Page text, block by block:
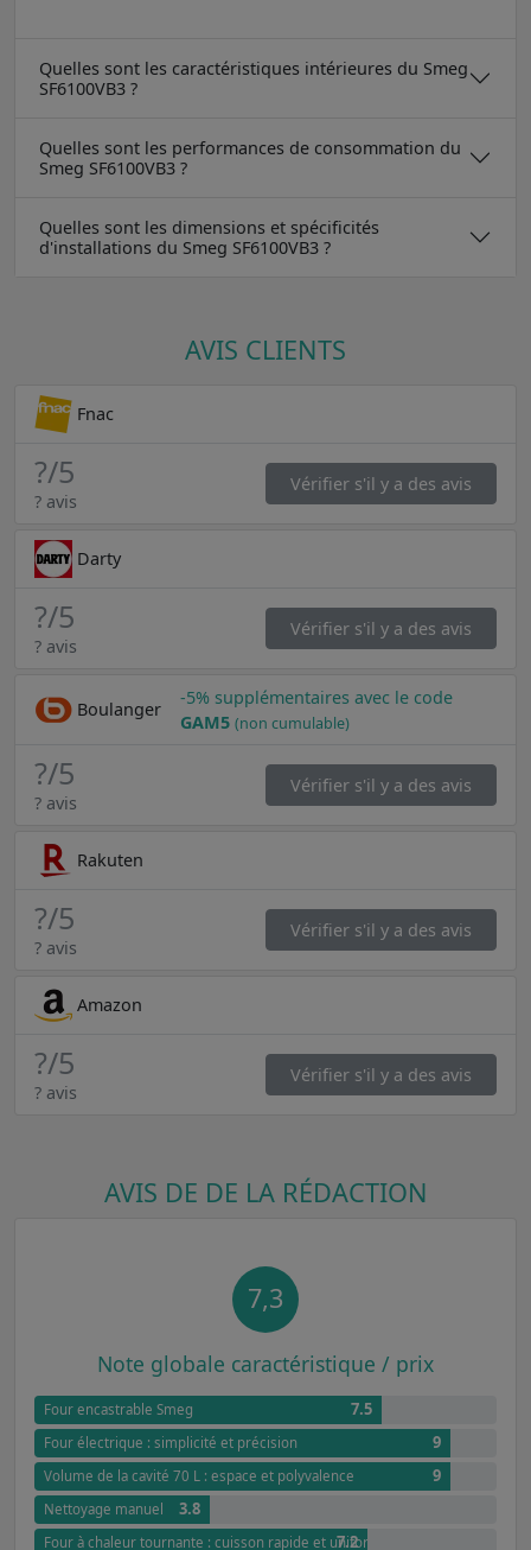
Quelles sont les caractéristiques intérieures du Smeg
SF6100VB3 ?
Quelles sont les performances de consommation du
Smeg SF6100VB3 ?
Quelles sont les dimensions et spécificités
d'installations du Smeg SF6100VB3 ?
AVIS CLIENTS
Fnac
?/5
? avis
Vérifier s'il y a des avis
Darty
?/5
? avis
Vérifier s'il y a des avis
Boulanger
-5% supplémentaires avec le code
GAM5 (non cumulable)
?/5
? avis
Vérifier s'il y a des avis
Rakuten
?/5
? avis
Vérifier s'il y a des avis
Amazon
?/5
? avis
Vérifier s'il y a des avis
AVIS DE DE LA RÉDACTION
7,3
Note globale caractéristique / prix
Four encastrable Smeg 7.5
Four électrique : simplicité et précision 9
Volume de la cavité 70 L : espace et polyvalence 9
Nettoyage manuel 3.8
Four à chaleur tournante : cuisson rapide et uniforme
7.2